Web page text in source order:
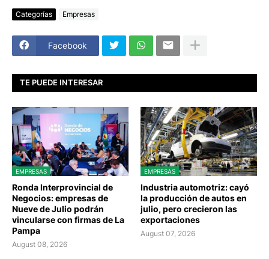
Categorías Empresas
Facebook
TE PUEDE INTERESAR
EMPRESAS
Ronda Interprovincial de
Negocios: empresas de
Nueve de Julio podrán
vincularse con firmas de La
Pampa
August 08, 2026
EMPRESAS
Industria automotriz: cayó
la producción de autos en
julio, pero crecieron las
exportaciones
August 07, 2026